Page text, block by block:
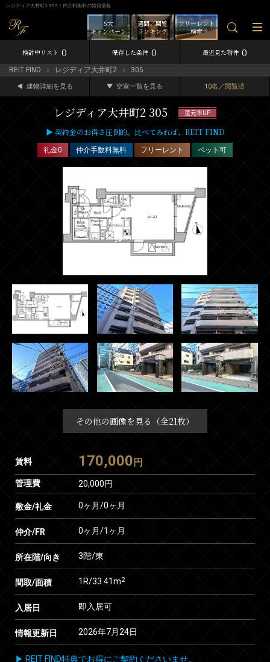
レジディア大井町2 305｜仲介料無料の賃貸情報
フリーレント
検索
週間／閲覧
ランキング
5大
キャンペーン
検討中リスト 0 保存した条件 0 最近見た物件 0
REIT FIND レジディア大井町2 305
建物詳細を見る 空室一覧を見る 10名／閲覧済
レジディア大井町2 305 還元率UP
▶ 契約金のお得さ圧倒的。比べてみれば、REIT FIND
礼金0 仲介手数料無料 フリーレント ペット可
その他の画像を見る（全21枚）
賃料 170,000 円
管理費 20,000円
敷金/礼金 0ヶ月/0ヶ月
仲介/FR 0ヶ月/1ヶ月
所在階/向き 3階/東
間取/面積 1R/33.41m2
入居日 即入居可
情報更新日 2026年7月24日
▶ REIT FIND特典でお得にご契約くださいませ。